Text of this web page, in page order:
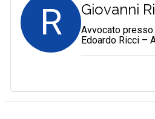
R Giovanni
Avvocato
Edoardo Ricci –